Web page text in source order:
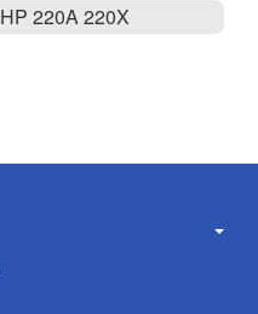
HP 220A 220X